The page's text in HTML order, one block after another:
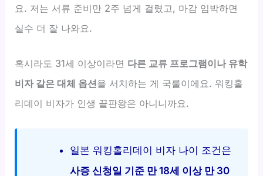
요. 저는 서류 준비만 2주 넘게 걸렸고, 마감 임박하면
실수 더 잘 나와요.
혹시라도 31세 이상이라면 다른 교류 프로그램이나 유학
비자 같은 대체 옵션을 서치하는 게 국룰이에요. 워킹홀
리데이 비자가 인생 끝판왕은 아니니까요.
일본 워킹홀리데이 비자 나이 조건은
사증 신청일 기준 만 18세 이상 만 30